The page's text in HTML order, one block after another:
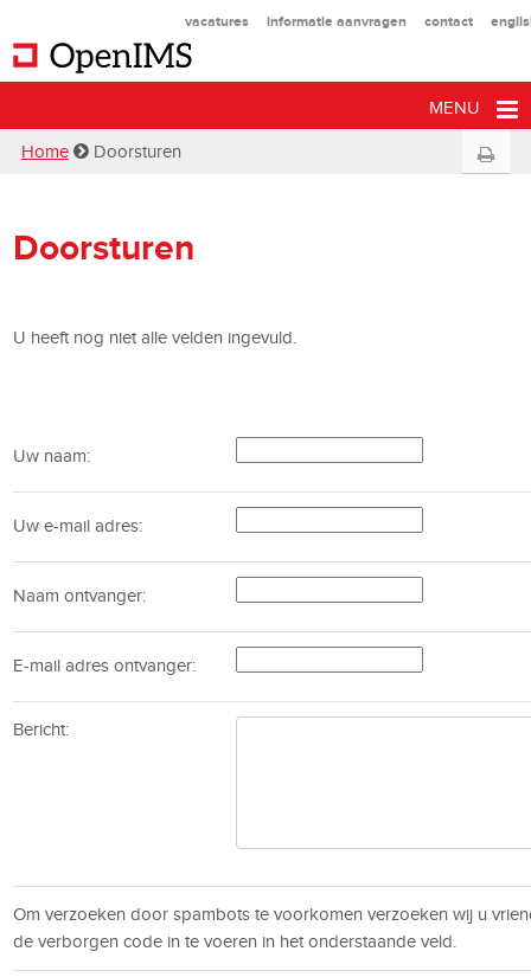
vacatures informatie aanvragen contact
MENU
Home Doorsturen
Doorsturen
U heeft nog niet alle velden ingevuld.
Uw naam:
Uw e-mail adres:
Naam ontvanger:
E-mail adres ontvanger:
Bericht:
Om verzoeken door spambots te voorkomen verzoeken wij u
de verborgen code in te voeren in het onderstaande veld.